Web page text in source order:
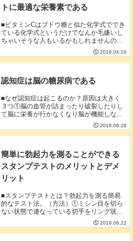
トに最適な栄養素である
■ビタミンCはブドウ糖と似た化学式ででき
ている化学式というだけでなんか毛嫌いし
ちゃいそうな人もいるかもしれませんので
簡単にいうとブドウ糖とビタミンCはそっ
くりな形をしているということです。ブド
ウ糖はガン細胞の大好物なのですがビタミ
2019.04.10
認知症は脳の糖尿病である
■なぜ認知症は起こるのか？原因は大きく
３つ①脳の血管が詰まったり破裂したりし
て脳に栄養が行かなくなり脳が機能しなく
なる。②脳にゴミが付着して脳が機能しな
くなる。③脳が老朽化することで脳が機能
しなくなる。①、②、③に共通することと
2019.06.28
簡単に勃起力を測ることができる
スタンプテストのメリットとデメ
リット
■スタンプテストとは？勃起力を測る簡易
的なテスト法。（方法）①ミシン目を切ら
ない状態で連なっている切手をリング状に
して陰茎にピッタリと巻き付け止める。②
朝を待つ③いわゆる「朝立ち」で切手のミ
シン目が切れていれば勃起力は正常以上だ
2019.06.22